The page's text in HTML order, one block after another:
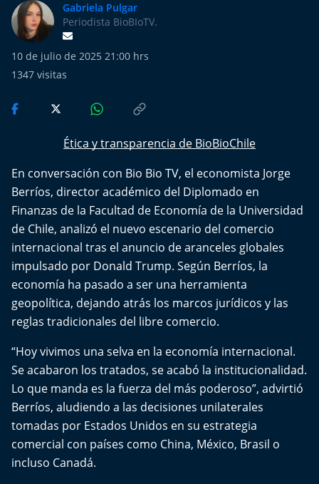
Realizadores
Retropop
Tu Mereces Ser Feliz
Efemérides
Cultura y Espectáculos
Del Fin del Mundo
Conexión Digital
La Ruta del Pulsar
Psicología Abierta
Gabriela Pulgar
Periodista BioBIoTV.
10 de julio de 2025 21:00 hrs
1347 visitas
Ética y transparencia de BioBioChile
En conversación con Bio Bio TV, el economista Jorge
Berríos, director académico del Diplomado en
Finanzas de la Facultad de Economía de la Universidad
de Chile, analizó el nuevo escenario del comercio
internacional tras el anuncio de aranceles globales
impulsado por Donald Trump. Según Berríos, la
economía ha pasado a ser una herramienta
geopolítica, dejando atrás los marcos jurídicos y las
reglas tradicionales del libre comercio.
“Hoy vivimos una selva en la economía internacional.
Se acabaron los tratados, se acabó la institucionalidad.
Lo que manda es la fuerza del más poderoso”, advirtió
Berríos, aludiendo a las decisiones unilaterales
tomadas por Estados Unidos en su estrategia
comercial con países como China, México, Brasil o
incluso Canadá.